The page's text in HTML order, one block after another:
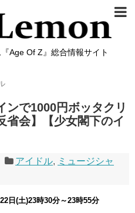
Age Of Z』総合情報サイト
ンで1000円ボッタクリ
省会】【少女閣下のイ
アイドル, ミュージシャ
日(土)23時30分～23時55分